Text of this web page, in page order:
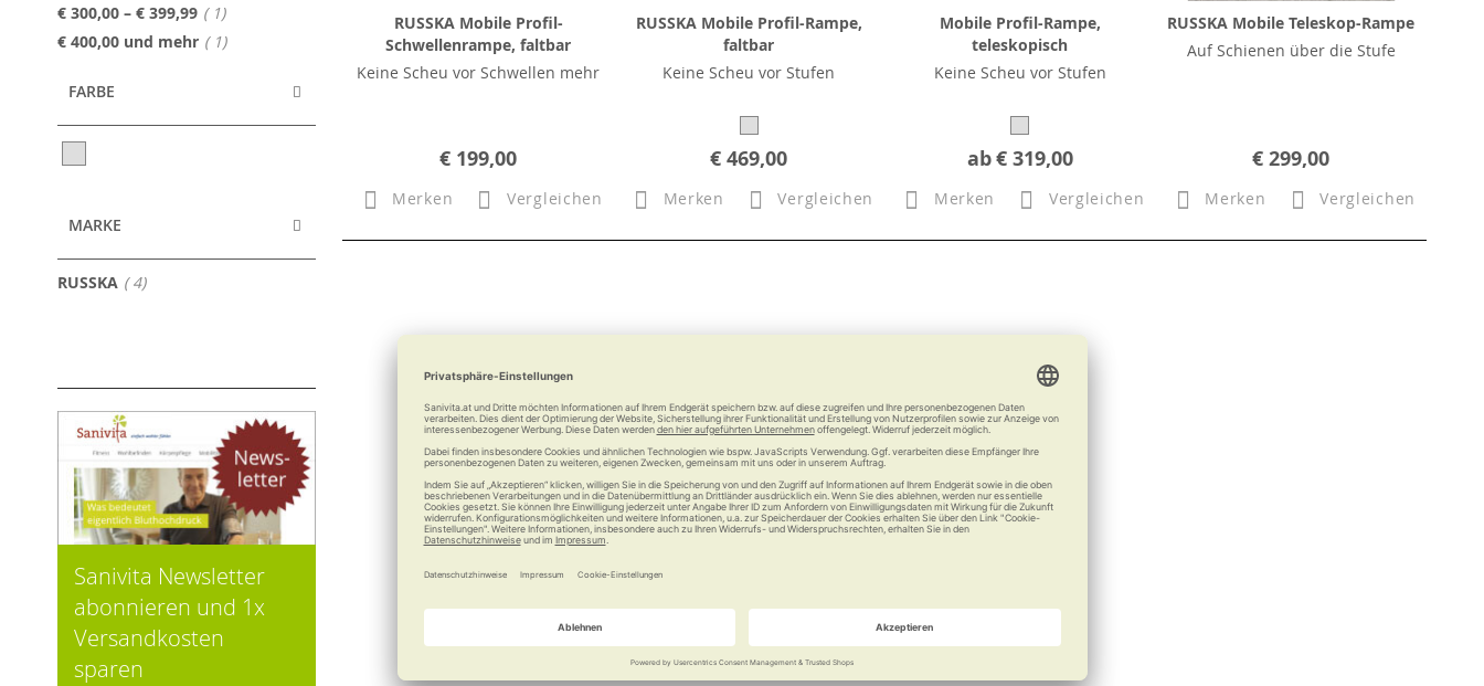
RUSSKA Mobile Profil-
Schwellenrampe, faltbar
Keine Scheu vor Schwellen mehr
€ 199,00
Merken Vergleichen
RUSSKA Mobile Profil-Rampe,
faltbar
Keine Scheu vor Stufen
€ 469,00
Merken Vergleichen
Mobile Profil-Rampe,
teleskopisch
Keine Scheu vor Stufen
ab€ 319,00
Merken Vergleichen
RUSSKA Mobile Teleskop-Rampe
Auf Schienen über die Stufe
€ 299,00
Merken Vergleichen
€ 300,00 – € 399,99 1Artikel
€ 400,00 und mehr 1Artikel
FARBE
MARKE
RUSSKA 4Artikel
Sanivita Newsletter
abonnieren und 1x
Versandkosten
sparen